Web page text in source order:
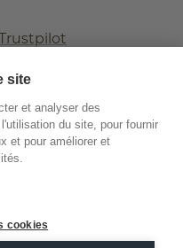
Mentions
site
et analyser des
du site, pour fournir
et pour améliorer et
cookies